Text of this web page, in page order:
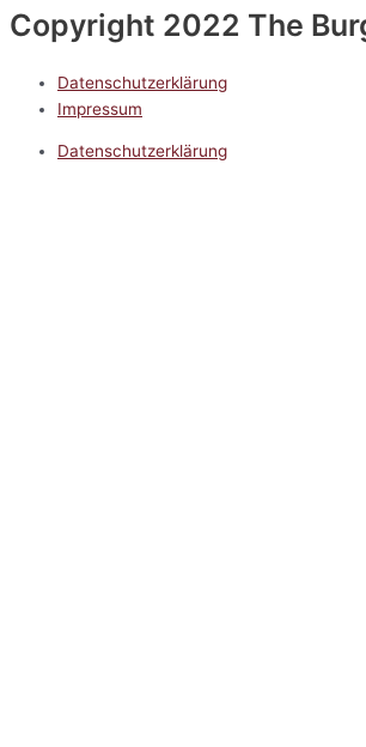
Copyright 2022 The
Datenschutzerklärung
Impressum
Datenschutzerklärung